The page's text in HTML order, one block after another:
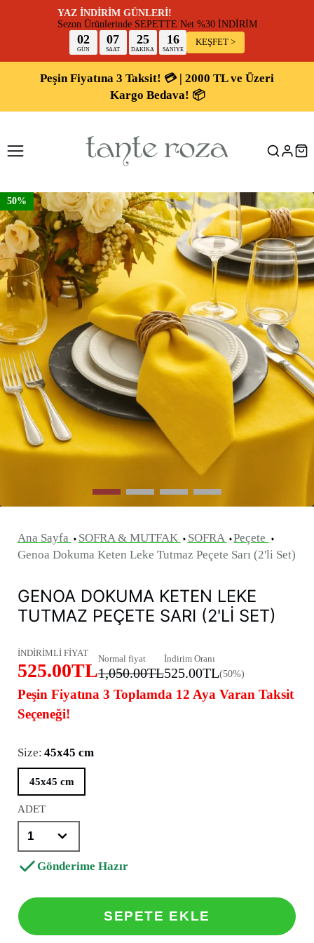
YAZ İNDİRİM GÜNLERİ!
Sezon Ürünlerinde SEPETTE Net %30
02
GÜN
07
SAAT
25
DAKİKA
16
SANİYE
KEŞFET >
Peşin Fiyatına 3 Taksit! 💳 | 2000 TL ve Üzeri
Kargo Bedava! 📦
50%
Ana Sayfa SOFRA & MUTFAK SOFRA
Peçete
Genoa Dokuma Keten Leke Tutmaz Peçete Sarı (2'li Set)
GENOA DOKUMA KETEN LEKE
TUTMAZ PEÇETE SARI (2'LI SET)
İNDİRİMLİ FİYAT
525.00TL
Normal fiyat
1,050.00TL
İndirim Oranı
525.00TL(50%)
Peşin Fiyatına 3 Toplamda 12 Aya Varan Taksit
Seçeneği!
Size: 45x45 cm
45x45 cm
ADET
Gönderime Hazır
SEPETE EKLE